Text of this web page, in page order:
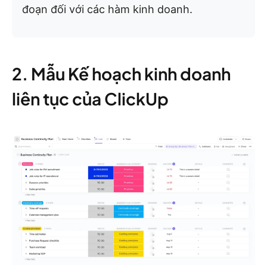
đoạn đối với các hàm kinh doanh.
2. Mẫu Kế hoạch kinh doanh
liên tục của ClickUp